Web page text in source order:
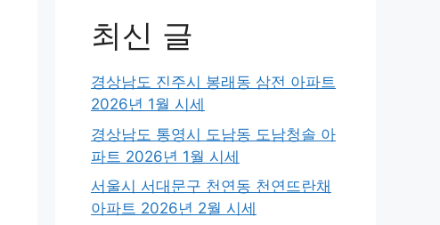
최신 글
경상남도 진주시 봉래동 삼전 아파트
2026년 1월 시세
경상남도 통영시 도남동 도남청솔 아
파트 2026년 1월 시세
서울시 서대문구 천연동 천연뜨란채
아파트 2026년 2월 시세